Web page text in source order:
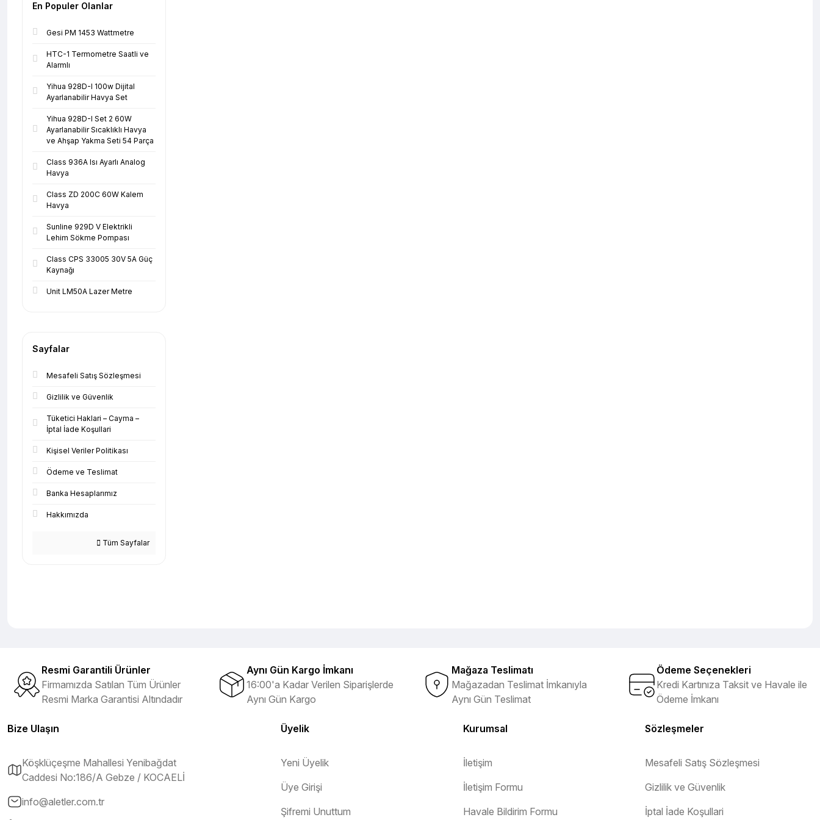
En Populer Olanlar
Gesi PM 1453 Wattmetre
HTC-1 Termometre Saatli ve
Alarmlı
Yihua 928D-I 100w Dijital
Ayarlanabilir Havya Set
Yihua 928D-I Set 2 60W
Ayarlanabilir Sıcaklıklı Havya
ve Ahşap Yakma Seti 54 Parça
Class 936A Isı Ayarlı Analog
Havya
Class ZD 200C 60W Kalem
Havya
Sunline 929D V Elektrikli
Lehim Sökme Pompası
Class CPS 33005 30V 5A Güç
Kaynağı
Unit LM50A Lazer Metre
Sayfalar
Mesafeli Satış Sözleşmesi
Gizlilik ve Güvenlik
Tüketici Haklari – Cayma –
İptal İade Koşullari
Kişisel Veriler Politikası
Ödeme ve Teslimat
Banka Hesaplarımız
Hakkımızda
Tüm Sayfalar
Resmi Garantili Ürünler
Firmamızda Satılan Tüm Ürünler
Resmi Marka Garantisi Altındadır
Aynı Gün Kargo İmkanı
16:00'a Kadar Verilen Siparişlerde
Aynı Gün Kargo
Mağaza Teslimatı
Mağazadan Teslimat İmkanıyla
Aynı Gün Teslimat
Ödeme Seçenekleri
Kredi Kartınıza Taksit ve Havale ile
Ödeme İmkanı
Bize Ulaşın
Köşklüçeşme Mahallesi Yenibağdat
Caddesi No:186/A Gebze / KOCAELİ
info@aletler.com.tr
Üyelik
Yeni Üyelik
Üye Girişi
Şifremi Unuttum
Kurumsal
İletişim
İletişim Formu
Havale Bildirim Formu
Sözleşmeler
Mesafeli Satış Sözleşmesi
Gizlilik ve Güvenlik
İptal İade Koşullari